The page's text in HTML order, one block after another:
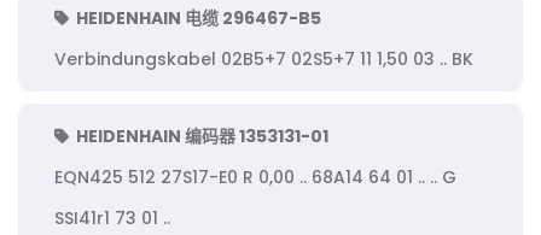
HEIDENHAIN 电缆 296467-B5
Verbindungskabel 02B5+7 02S5+7 11 1,50 03 .. BK
HEIDENHAIN 编码器 1353131-01
EQN425 512 27S17-E0 R 0,00 .. 68A14 64 01 .. .. G
SSI41r1 73 01 ..